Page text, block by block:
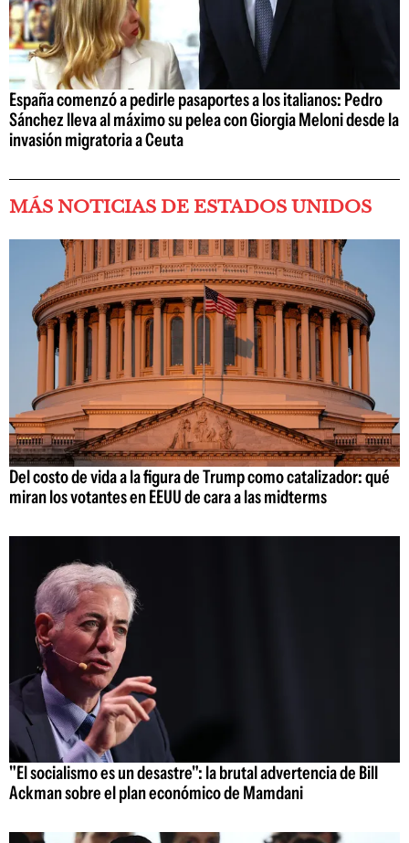
España comenzó a pedirle pasaportes a los italianos: Pedro
Sánchez lleva al máximo su pelea con Giorgia Meloni desde la
invasión migratoria a Ceuta
MÁS NOTICIAS DE ESTADOS UNIDOS
Del costo de vida a la figura de Trump como catalizador: qué
miran los votantes en EEUU de cara a las midterms
"El socialismo es un desastre": la brutal advertencia de Bill
Ackman sobre el plan económico de Mamdani